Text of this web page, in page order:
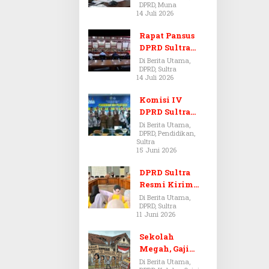
Dugaan Jual
Beli Tanah
Bermasalah di
Muna
DPRD, Muna
14 Juli 2026
Rapat Pansus
DPRD Sultra
Diskors Dua
Kali Akibat
Ketidakhadira
n Pj Sekda
Di Berita Utama,
DPRD, Sultra
14 Juli 2026
Komisi IV
DPRD Sultra
Kawal Hak
Guru,
Rencanakan
Pendidikan
Di Berita Utama,
DPRD, Pendidikan,
Sultra
15 Juni 2026
DPRD Sultra
Resmi Kirim
Aspirasi Tolak
Peraturan
BPOM No. 5
Tahun 2026 ke
Komisi IX DPR
Di Berita Utama,
DPRD, Sultra
11 Juni 2026
Sekolah
Megah, Gaji
Guru Berdarah-
Di Berita Utama,